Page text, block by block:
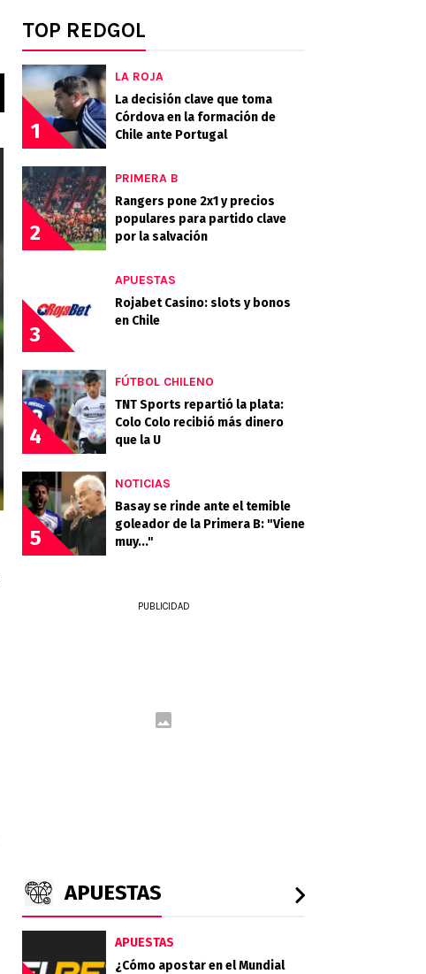
TOP REDGOL
1
LA ROJA
La decisión clave que toma
Córdova en la formación de
Chile ante Portugal
2
PRIMERA B
Rangers pone 2x1 y precios
populares para partido clave
por la salvación
3
APUESTAS
Rojabet Casino: slots y bonos
en Chile
4
FÚTBOL CHILENO
TNT Sports repartió la plata:
Colo Colo recibió más dinero
que la U
5
NOTICIAS
Basay se rinde ante el temible
goleador de la Primera B: "Viene
muy..."
PUBLICIDAD
APUESTAS
APUESTAS
¿Cómo apostar en el Mundial